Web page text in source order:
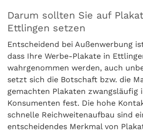
Darum sollten Sie auf
Ettlingen setzen
Entscheidend bei Außenwerbung
dass Ihre Werbe-Plakate in
wahrgenommen werden, auch
setzt sich die Botschaft bzw. die
gemachten Plakaten zwangsläufig
Konsumenten fest. Die hohe
schnelle Reichweitenaufbau sind
entscheidendes Merkmal von